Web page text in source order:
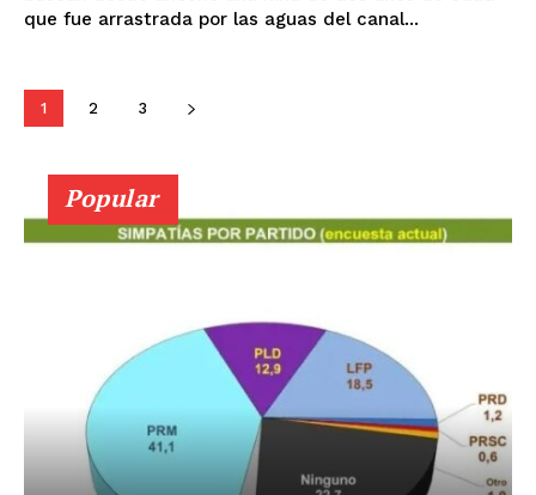
que fue arrastrada por las aguas del canal...
1 2 3
Popular